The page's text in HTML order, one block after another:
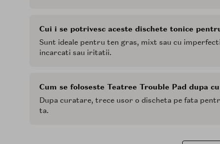
Cui i se potrivesc aceste dischete tonice
Sunt ideale pentru ten gras, mixt sau cu
incarcati sau iritatii.
Cum se foloseste Teatree Trouble Pad dupa
Dupa curatare, trece usor o discheta pe fata
ta.